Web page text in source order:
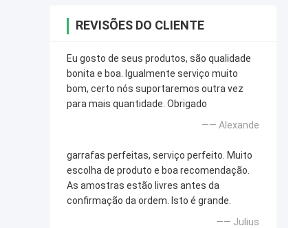
REVISÕES DO CLIENTE
Eu gosto de seus produtos, são qualidade
bonita e boa. Igualmente serviço muito
bom, certo nós suportaremos outra vez
para mais quantidade. Obrigado
—— Alexande
garrafas perfeitas, serviço perfeito. Muito
escolha de produto e boa recomendação.
As amostras estão livres antes da
confirmação da ordem. Isto é grande.
—— Julius